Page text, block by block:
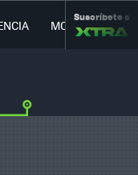
MOVILIDAD
Suscríbete a